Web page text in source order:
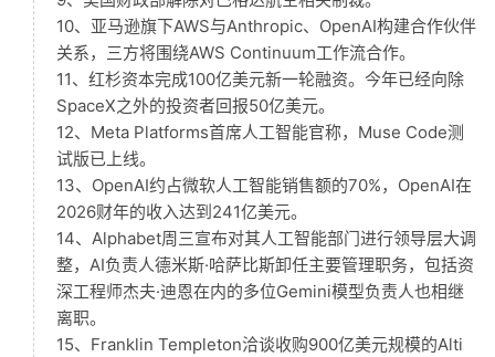
10、亚马逊旗下AWS与Anthropic、OpenAI构建合作伙伴
关系，三方将围绕AWS Continuum工作流合作。
11、红杉资本完成100亿美元新一轮融资。今年已经向除
SpaceX之外的投资者回报50亿美元。
12、Meta Platforms首席人工智能官称，Muse Code测
试版已上线。
13、OpenAI约占微软人工智能销售额的70%，OpenAI在
2026财年的收入达到241亿美元。
14、Alphabet周三宣布对其人工智能部门进行领导层大调
整，AI负责人德米斯·哈萨比斯卸任主要管理职务，包括资
深工程师杰夫·迪恩在内的多位Gemini模型负责人也相继
离职。
15、Franklin Templeton洽谈收购900亿美元规模的Alti